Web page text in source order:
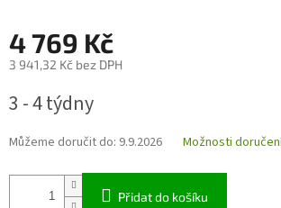
4 769 Kč
3 941,32 Kč bez DPH
cena:
3 - 4 týdny
Můžeme doručit do: 9.9.2026 Možnosti
Přidat do košíku